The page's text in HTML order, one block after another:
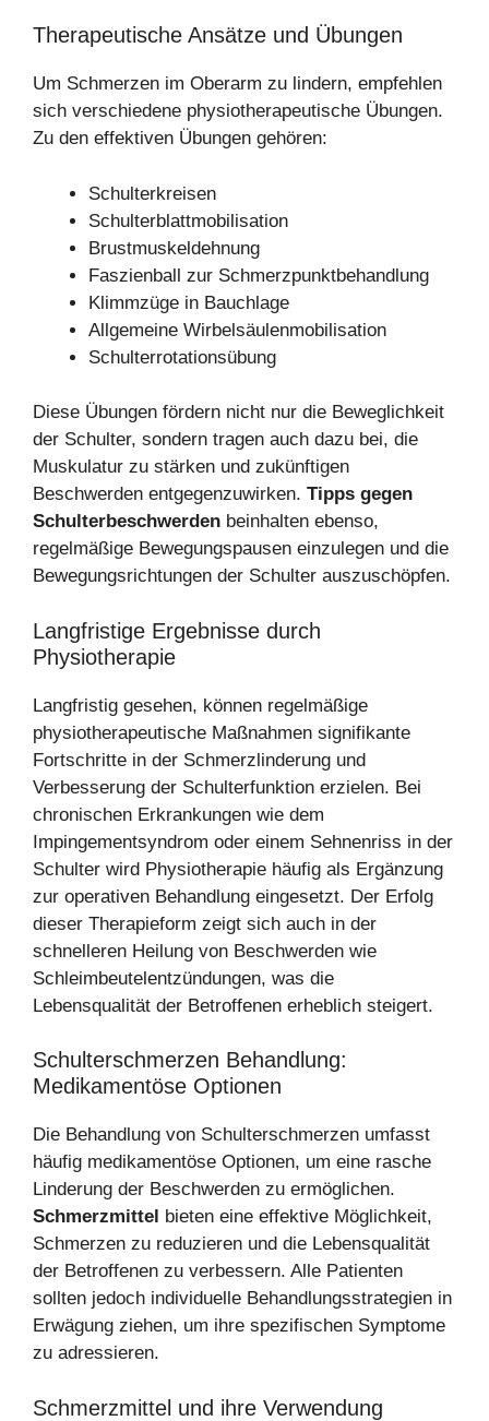
Therapeutische Ansätze und Übungen
Um Schmerzen im Oberarm zu lindern, empfehlen
sich verschiedene physiotherapeutische Übungen.
Zu den effektiven Übungen gehören:
Schulterkreisen
Schulterblattmobilisation
Brustmuskeldehnung
Faszienball zur Schmerzpunktbehandlung
Klimmzüge in Bauchlage
Allgemeine Wirbelsäulenmobilisation
Schulterrotationsübung
Diese Übungen fördern nicht nur die Beweglichkeit
der Schulter, sondern tragen auch dazu bei, die
Muskulatur zu stärken und zukünftigen
Beschwerden entgegenzuwirken. Tipps gegen
Schulterbeschwerden beinhalten ebenso,
regelmäßige Bewegungspausen einzulegen und die
Bewegungsrichtungen der Schulter auszuschöpfen.
Langfristige Ergebnisse durch
Physiotherapie
Langfristig gesehen, können regelmäßige
physiotherapeutische Maßnahmen signifikante
Fortschritte in der Schmerzlinderung und
Verbesserung der Schulterfunktion erzielen. Bei
chronischen Erkrankungen wie dem
Impingementsyndrom oder einem Sehnenriss in der
Schulter wird Physiotherapie häufig als Ergänzung
zur operativen Behandlung eingesetzt. Der Erfolg
dieser Therapieform zeigt sich auch in der
schnelleren Heilung von Beschwerden wie
Schleimbeutelentzündungen, was die
Lebensqualität der Betroffenen erheblich steigert.
Schulterschmerzen Behandlung:
Medikamentöse Optionen
Die Behandlung von Schulterschmerzen umfasst
häufig medikamentöse Optionen, um eine rasche
Linderung der Beschwerden zu ermöglichen.
Schmerzmittel
bieten eine effektive Möglichkeit,
Schmerzen zu reduzieren und die Lebensqualität
der Betroffenen zu verbessern. Alle Patienten
sollten jedoch individuelle Behandlungsstrategien in
Erwägung ziehen, um ihre spezifischen Symptome
zu adressieren.
Schmerzmittel und ihre Verwendung